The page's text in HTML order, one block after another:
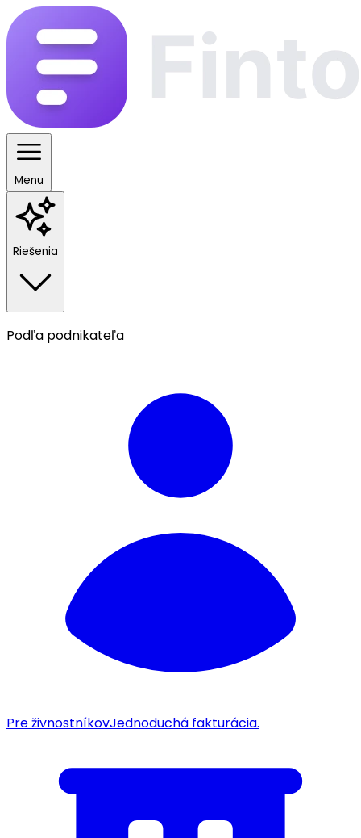
Menu
Riešenia
Podľa podnikateľa
Pre živnostníkovJednoduchá fakturácia.